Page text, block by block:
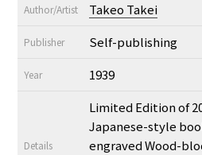
Author/Artist Takeo Takei
Publisher Self-publishing
Year 1939
Details
Limited Edition of
Japanese-style
engraved Wood-